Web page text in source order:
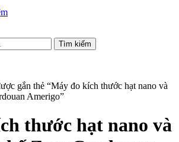
Tìm kiếm
gắn thẻ “Máy đo kích thước hạt nano và
Amerigo”
thước hạt nano và